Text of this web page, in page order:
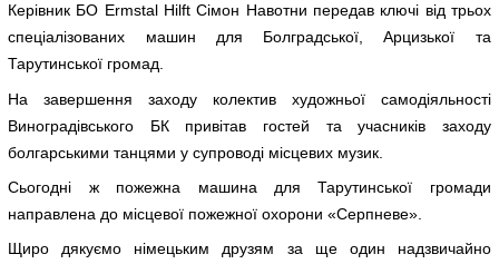
Керівник БО Ermstal Hilft Сімон Навотни передав ключі від трьох
спеціалізованих машин для Болградської, Арцизької та
Тарутинської громад.
На завершення заходу колектив художньої самодіяльності
Виноградівського БК привітав гостей та учасників заходу
болгарськими танцями у супроводі місцевих музик.
Сьогодні ж пожежна машина для Тарутинської громади
направлена до місцевої пожежної охорони «Серпневе».
Щиро дякуємо німецьким друзям за ще один надзвичайно